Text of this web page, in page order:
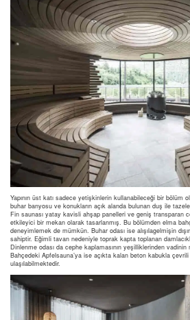
Yapının üst katı sadece yetişkinlerin kullanabileceği bir bölüm
buhar banyosu ve konukların açık alanda bulunan duş ile
Fin saunası yatay kavisli ahşap panelleri ve geniş transparan
etkileyici bir mekan olarak tasarlanmış. Bu bölümden elma
deneyimlemek de mümkün. Buhar odası ise alışılagelmişin
sahiptir. Eğimli tavan nedeniyle toprak kapta toplanan
Dinlenme odası da cephe kaplamasının yeşilliklerinden vadinin
Bahçedeki Apfelsauna’ya ise açıkta kalan beton kabukla
ulaşılabilmektedir.